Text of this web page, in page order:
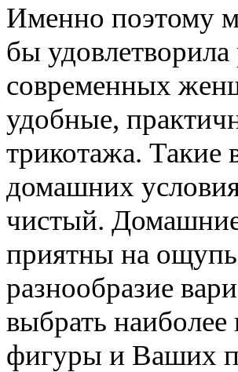
Именно поэтому
бы
современных
удобные,
трикотажа. Такие
домашних
чистый.
приятны на
разнообразие
выбрать
фигуры и Ваших